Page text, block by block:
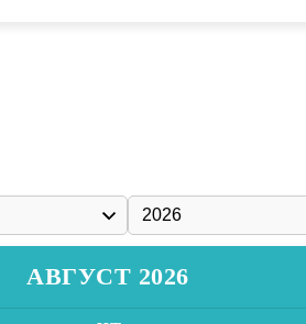
АВГУСТ 2026